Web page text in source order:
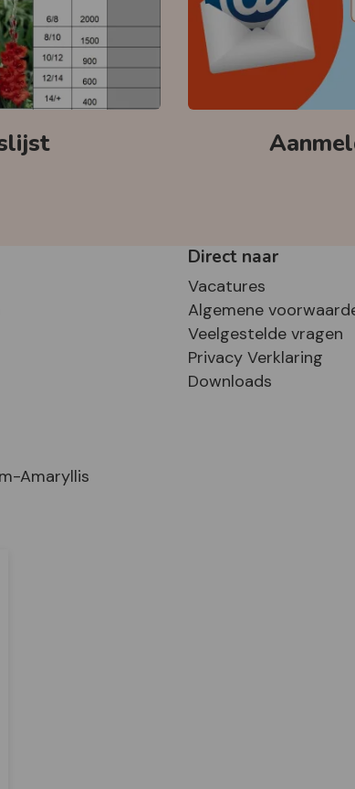
Amaryllis
Direct naar
Vacatures
Algemene
Veelgestelde vragen
Privacy Verklaring
Downloads